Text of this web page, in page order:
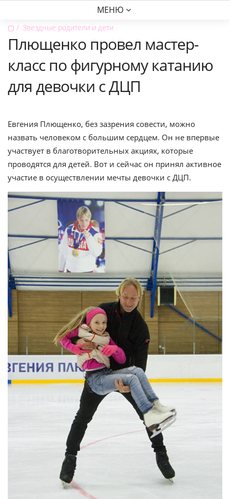
МЕНЮ
▢ Звездные родители и дети
Плющенко провел мастер-
класс по фигурному катанию
для девочки с ДЦП
Евгения Плющенко, без зазрения совести, можно
назвать человеком с большим сердцем. Он не впервые
участвует в благотворительных акциях, которые
проводятся для детей. Вот и сейчас он принял активное
участие в осуществлении мечты девочки с ДЦП.